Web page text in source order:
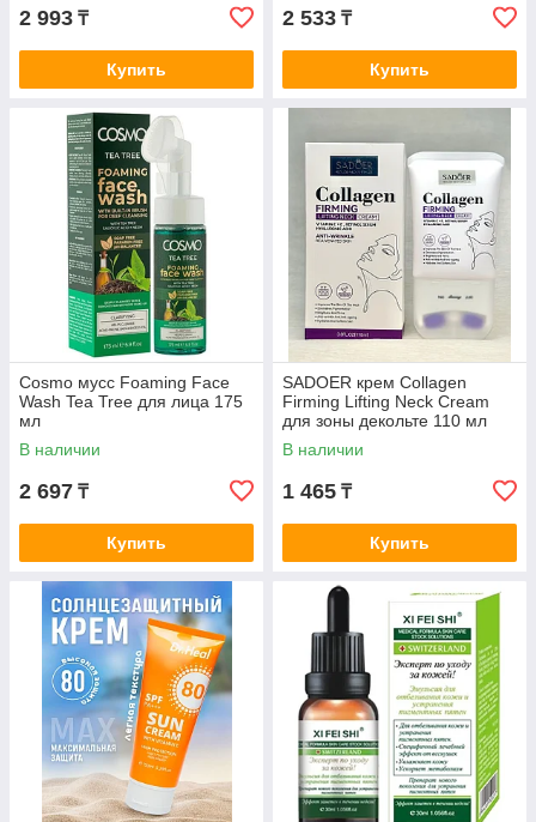
2 993 ₸
Купить
2 533 ₸
Купить
Cosmo мусс Foaming Face
Wash Tea Tree для лица 175
мл
В наличии
2 697 ₸
Купить
SADOER крем Collagen
Firming Lifting Neck Cream
для зоны декольте 110 мл
В наличии
1 465 ₸
Купить